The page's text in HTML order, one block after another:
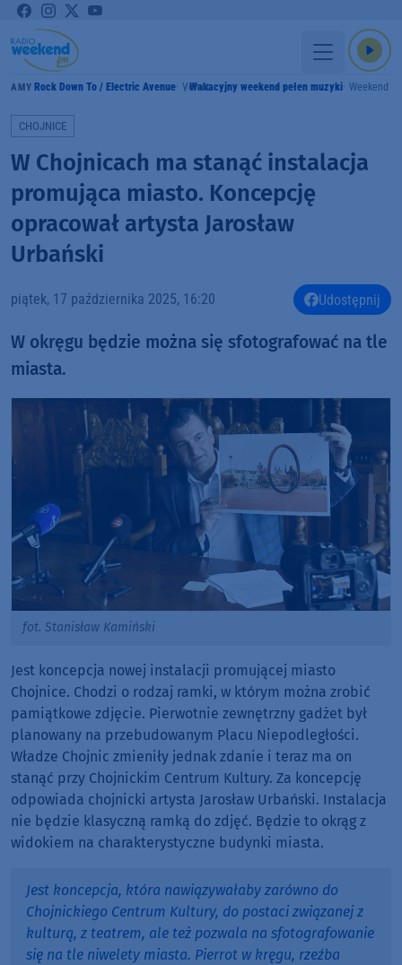
Rock Down To / Electric Avenue Velvet
Wakacyjny weekend pełen muzyki Weekend
CHOJNICE
W Chojnicach ma stanąć instalacja
promująca miasto. Koncepcję
opracował artysta Jarosław
Urbański
piątek, 17 października 2025, 16:20 Udostępnij
W okręgu będzie można się sfotografować na tle
miasta.
fot. Stanisław Kamiński
Jest koncepcja nowej instalacji promującej miasto
Chojnice. Chodzi o rodzaj ramki, w którym można zrobić
pamiątkowe zdjęcie. Pierwotnie zewnętrzny gadżet był
planowany na przebudowanym Placu Niepodległości.
Władze Chojnic zmieniły jednak zdanie i teraz ma on
stanąć przy Chojnickim Centrum Kultury. Za koncepcję
odpowiada chojnicki artysta Jarosław Urbański. Instalacja
nie będzie klasyczną ramką do zdjęć. Będzie to okrąg z
widokiem na charakterystyczne budynki miasta.
Jest koncepcja, która nawiązywałaby zarówno do
Chojnickiego Centrum Kultury, do postaci związanej z
kulturą, z teatrem, ale też pozwala na sfotografowanie
się na tle niwelety miasta. Pierrot w kręgu, rzeźba